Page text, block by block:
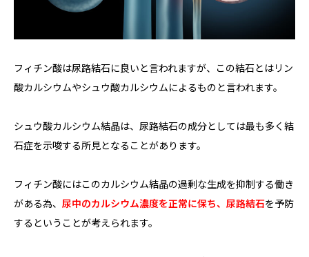
フィチン酸は尿路結石に良いと言われますが、この結石とはリン
酸カルシウムやシュウ酸カルシウムによるものと言われます。
シュウ酸カルシウム結晶は、尿路結石の成分としては最も多く結
石症を示唆する所見となることがあります。
フィチン酸にはこのカルシウム結晶の過剰な生成を抑制する働き
がある為、 尿中のカルシウム濃度を正常に保ち、尿路結石を予防
するということが考えられます。